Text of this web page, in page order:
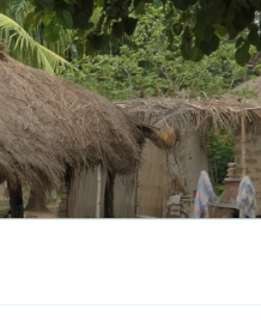
Aller
au
contenu
principal